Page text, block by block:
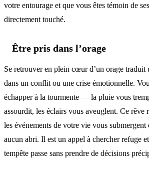
votre entourage et que vous êtes témoin de
directement touché.
Être pris dans l’orage
Se retrouver en plein cœur d’un orage traduit
dans un conflit ou une crise émotionnelle.
échapper à la tourmente — la pluie vous
assourdit, les éclairs vous aveuglent. Ce rêve
les événements de votre vie vous
aucun abri. Il est un appel à chercher refuge
tempête passe sans prendre de décisions